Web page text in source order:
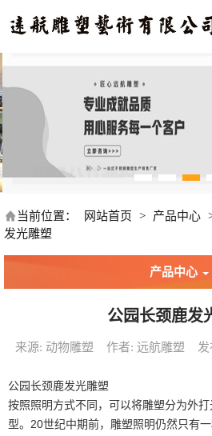
当前位置： 网站首页 > 产品中心
发光雕塑
产品中心
公园长颈鹿发
来源: 动物雕塑 作者: 远航雕塑
公园长颈鹿发光雕塑
按照照明方式不同，可以将雕塑分为外
型。20世纪中期前，雕塑照明仍然只有